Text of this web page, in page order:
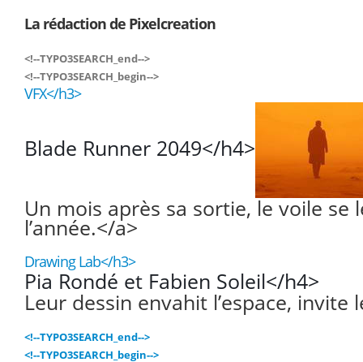
La rédaction de Pixelcreation
<!--TYPO3SEARCH_end-->
<!--TYPO3SEARCH_begin-->
VFX</h3>
Blade Runner 2049</h4>
Un mois après sa sortie, le voile
l’année.</a>
Drawing Lab</h3>
Pia Rondé et Fabien Soleil</h4>
Leur dessin envahit l’espace,
<!--TYPO3SEARCH_end-->
<!--TYPO3SEARCH_begin-->